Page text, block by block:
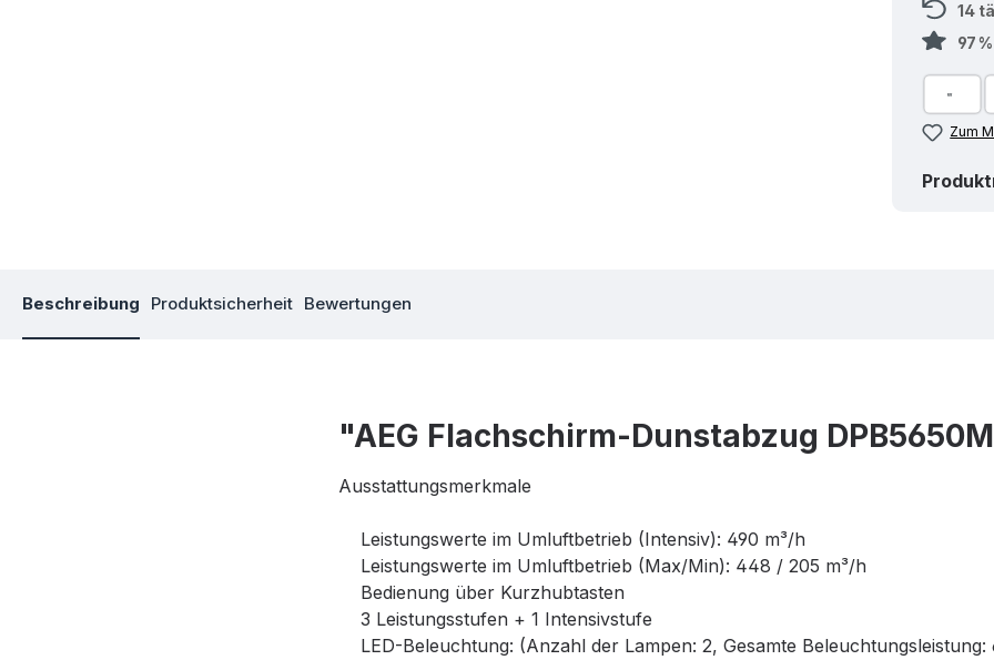
14
97
Zum
Beschreibung Produktsicherheit Bewertungen
"AEG Flachschirm-Dunstabzug
Ausstattungsmerkmale
Leistungswerte im Umluftbetrieb (Intensiv): 490 m³/h
Leistungswerte im Umluftbetrieb (Max/Min): 448 / 205 m³/h
Bedienung über Kurzhubtasten
3 Leistungsstufen + 1 Intensivstufe
LED-Beleuchtung: (Anzahl der Lampen: 2, Gesamte Beleuchtungsleistung: